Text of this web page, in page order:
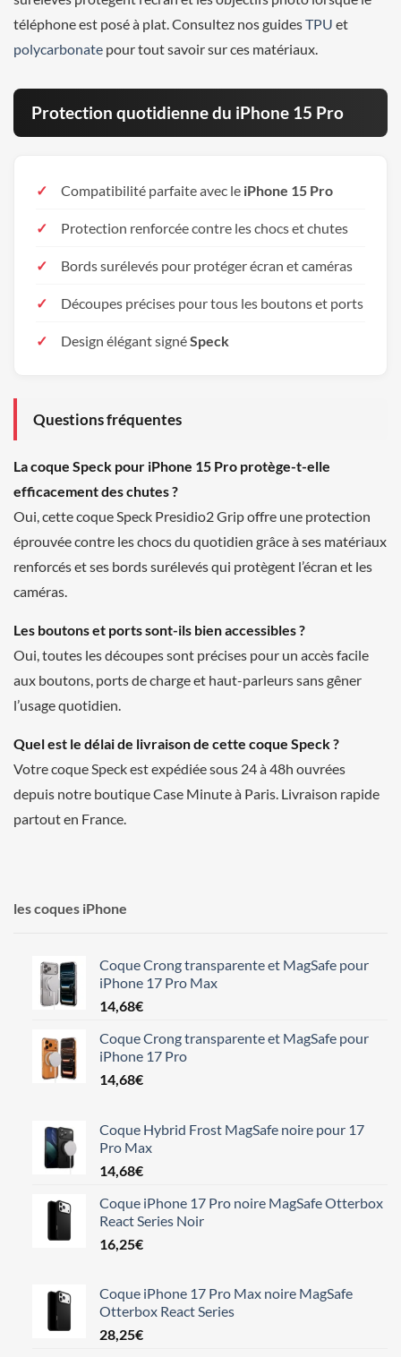
téléphone est posé à plat. Consultez nos guidesTPU et
polycarbonate pour tout savoir sur ces matériaux.
Protection quotidienne du iPhone 15 Pro
Compatibilité parfaite avec le iPhone 15 Pro
Protection renforcée contre les chocs et chutes
Bords surélevés pour protéger écran et caméras
Découpes précises pour tous les boutons et ports
Design élégant signéSpeck
Questions fréquentes
La coque Speck pour iPhone 15 Pro protège-t-elle
efficacement des chutes ?
Oui, cette coque Speck Presidio2 Grip offre une protection
éprouvée contre les chocs du quotidien grâce à ses matériaux
renforcés et ses bords surélevés qui protègent l’écran et les
caméras.
Les boutons et ports sont-ils bien accessibles ?
Oui, toutes les découpes sont précises pour un accès facile
aux boutons, ports de charge et haut-parleurs sans gêner
l’usage quotidien.
Quel est le délai de livraison de cette coque Speck ?
Votre coque Speck est expédiée sous 24 à 48h ouvrées
depuis notre boutique Case Minute à Paris. Livraison rapide
partout en France.
les coques iPhone
Coque Crong transparente et MagSafe pour
iPhone 17 Pro Max
14,68€
Coque Crong transparente et MagSafe pour
iPhone 17 Pro
14,68€
Coque Hybrid Frost MagSafe noire pour 17
Pro Max
14,68€
Coque iPhone 17 Pro noire MagSafe Otterbox
React Series Noir
16,25€
Coque iPhone 17 Pro Max noire MagSafe
Otterbox React Series
28,25€